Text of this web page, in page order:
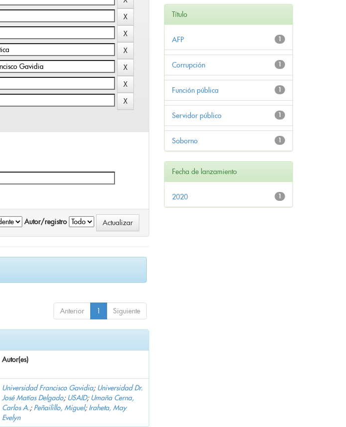
Autor/registro
Anterior 1 Siguiente
Autor(es)
Universidad Francisco Gavidia; Universidad Dr.
José Matías Delgado; USAID; Umaña Cerna,
Carlos A.; Peñailillo, Miguel; Iraheta, May
Evelyn
Título
1
AFP
1
Corrupción
1
Función pública
1
Servidor público
1
Soborno
Fecha de lanzamiento
1
2020